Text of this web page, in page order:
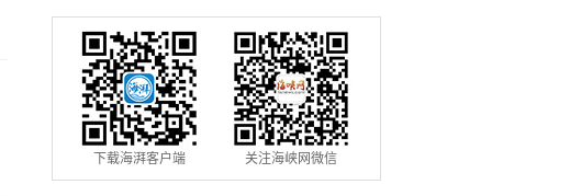
船舶
下载海湃客户端 关注海峡网微信